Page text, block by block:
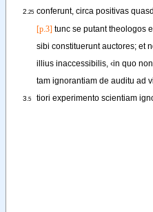
2.25 conferunt, circa positivas
[p.3] tunc se putant theologos
sibi constituerunt auctores; et
illius inaccessibilis, ‹in quo non
tam ignorantiam de auditu ad
3.5 tiori experimento scientiam